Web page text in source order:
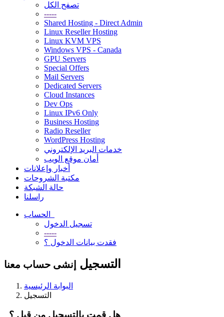
تصفح الكل
-----
Shared Hosting - Direct Admin
Linux Reseller Hosting
Linux KVM VPS
Windows VPS - Canada
GPU Servers
Special Offers
Mail Servers
Dedicated Servers
Cloud Instances
Dev Ops
Linux IPv6 Only
Business Hosting
Radio Reseller
WordPress Hosting
خدمات البريد الإلكتروني
أمان موقع الويب
أخبار وإعلانات
مكتبة الشروحات
حالة الشبكة
راسلنا
تسجيل الدخول
-----
فقدت بيانات الدخول ؟
التسجيل إنشى حساب معنا
البوابة الرئيسية
التسجيل
هل قمت بالتسجيل من قبل ؟